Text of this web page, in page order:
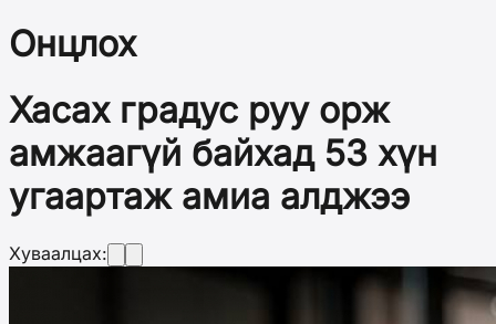
Онцлох
Хасах градус руу орж
амжаагүй байхад 53 хүн
угаартаж амиа алджээ
Хуваалцах: